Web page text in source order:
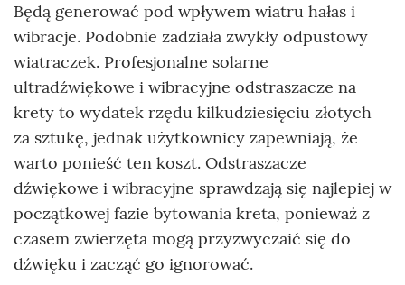
Będą generować pod wpływem wiatru hałas i
wibracje. Podobnie zadziała zwykły odpustowy
wiatraczek. Profesjonalne solarne
ultradźwiękowe i wibracyjne odstraszacze na
krety to wydatek rzędu kilkudziesięciu złotych
za sztukę, jednak użytkownicy zapewniają, że
warto ponieść ten koszt. Odstraszacze
dźwiękowe i wibracyjne sprawdzają się najlepiej w
początkowej fazie bytowania kreta, ponieważ z
czasem zwierzęta mogą przyzwyczaić się do
dźwięku i zacząć go ignorować.